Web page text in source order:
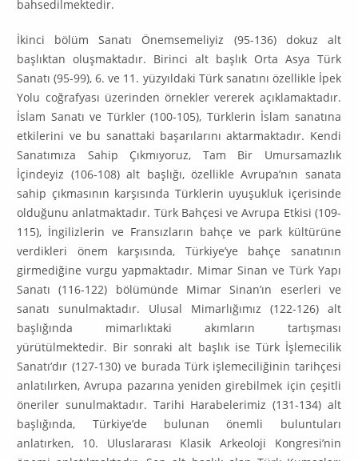
bahsedilmektedir.
İkinci bölüm Sanatı Önemsemeliyiz (95-136) dokuz alt
başlıktan oluşmaktadır. Birinci alt başlık Orta Asya Türk
Sanatı (95-99), 6. ve 11. yüzyıldaki Türk sanatını özellikle İpek
Yolu coğrafyası üze­rinden örnekler vererek açıklamaktadır.
İslam Sanatı ve Türkler (100-105), Türklerin İslam sanatına
etkilerini ve bu sanattaki başarılarını aktarmaktadır. Kendi
Sanatımıza Sahip Çıkmıyoruz, Tam Bir Umursamazlık
İçindeyiz (106-108) alt başlığı, özellikle Avrupa’nın sanata
sahip çıkmasının karşı­sında Türklerin uyuşukluk içerisinde
olduğunu anlatmaktadır. Türk Bahçesi ve Avrupa Etkisi (109-
115), İngilizlerin ve Fransızların bahçe ve park kültürüne
verdikleri önem karşısında, Türkiye’ye bahçe sana­tının
girmediğine vurgu yapmaktadır. Mimar Sinan ve Türk Yapı
Sanatı (116-122) bölü­münde Mimar Sinan’ın eserleri ve
sanatı sunulmaktadır. Ulusal Mimarlığımız (122-126) alt
başlı­ğında mimarlıktaki akımların tartışması
yürütülmektedir. Bir sonraki alt başlık ise Türk İşlemecilik
Sanatı’dır (127-130) ve burada Türk işlemeciliğinin tarihçesi
anlatılırken, Avrupa pazarına yeniden girebilmek için çeşitli
öneri­ler sunulmaktadır. Tarihi Harabelerimiz (131-134) alt
başlığında, Tür­kiye’de bulunan önemli buluntu­ları
anlatırken, 10. Uluslararası Klasik Arkeoloji Kongresi’nin